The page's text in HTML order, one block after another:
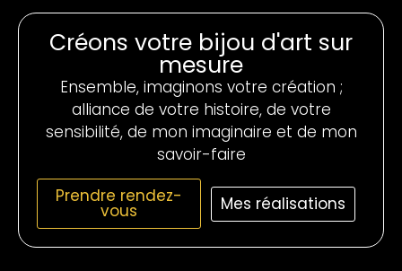
Créons votre bijou d'art sur
mesure
Ensemble, imaginons votre création ;
alliance de votre histoire, de votre
sensibilité, de mon imaginaire et de mon
savoir-faire
Prendre rendez-
vous Mes réalisations